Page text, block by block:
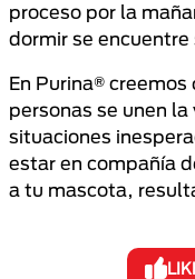
proceso por la
dormir se encuentre
En Purina®
personas se unen
situaciones
estar en compañía
a tu mascota,